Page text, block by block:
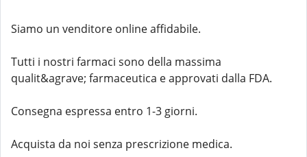
Siamo un venditore online affidabile.
Tutti i nostri farmaci sono della massima
qualit&agrave; farmaceutica e approvati dalla FDA.
Consegna espressa entro 1-3 giorni.
Acquista da noi senza prescrizione medica.